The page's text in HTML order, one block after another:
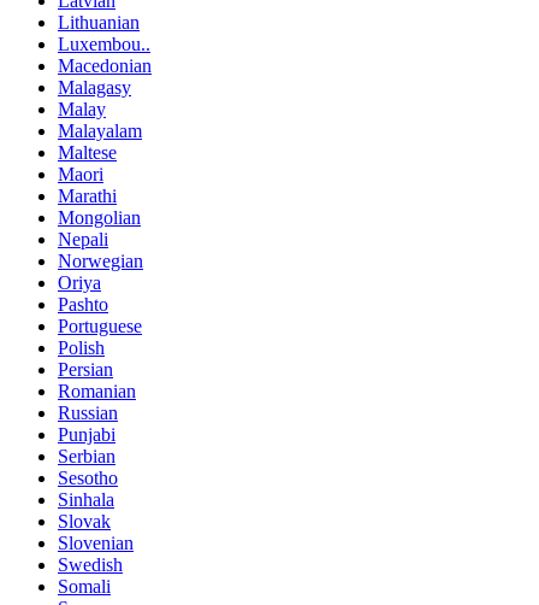
Lithuanian
Luxembou..
Macedonian
Malagasy
Malay
Malayalam
Maltese
Maori
Marathi
Mongolian
Nepali
Norwegian
Oriya
Pashto
Portuguese
Polish
Persian
Romanian
Russian
Punjabi
Serbian
Sesotho
Sinhala
Slovak
Slovenian
Swedish
Somali